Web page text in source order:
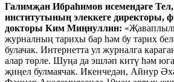
Галимҗан Ибраһимов исемендәге Тел,
институтының элеккеге директоры,
докторы Ким Миңнуллин:
журналның тарихы бар һәм бу тарих
булачак. Интернетта ул журналга
алар төрле. Шуңа да эшләп китү һәм
җиңел булмаячак. Икенчедән, Айнур